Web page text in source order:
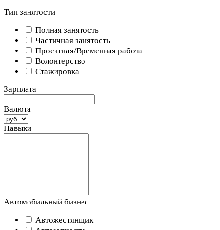
Тип занятости
Полная занятость
Частичная занятость
Проектная/Временная работа
Волонтерство
Стажировка
Зарплата
Валюта
Навыки
Автомобильный бизнес
Автожестянщик